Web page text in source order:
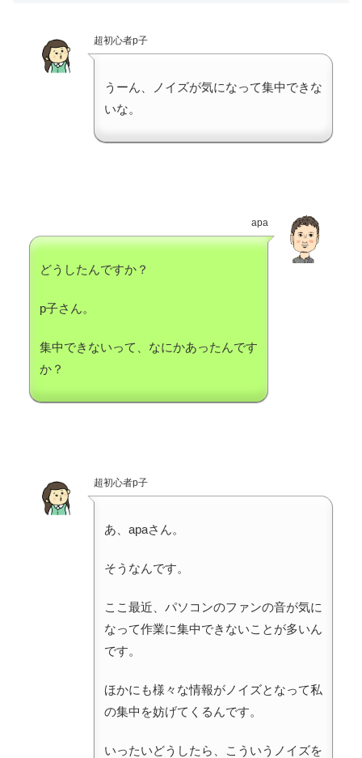
超初心者p子
うーん、ノイズが気になって集中できな
いな。
apa
どうしたんですか？
p子さん。
集中できないって、なにかあったんです
か？
超初心者p子
あ、apaさん。
そうなんです。
ここ最近、パソコンのファンの音が気に
なって作業に集中できないことが多いん
です。
ほかにも様々な情報がノイズとなって私
の集中を妨げてくるんです。
いったいどうしたら、こういうノイズを